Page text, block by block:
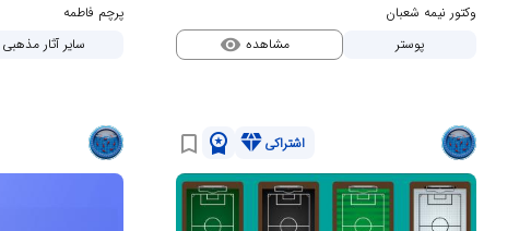
وکتور نیمه شعبان
پوستر
مشاهده visibility
پرچم فاطمه
سایر آثار مذهبی
اشتراکیdiamond
workspace_premium
bookmark_border